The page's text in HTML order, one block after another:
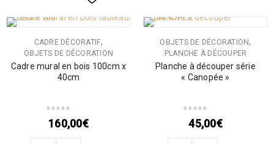
CADRE DÉCORATIF,
OBJETS DE DÉCORATION
Cadre mural en bois 100cm x
40cm
160,00€
OBJETS DE DÉCORATION,
PLANCHE À DÉCOUPER
Planche à découper série
« Canopée »
45,00€